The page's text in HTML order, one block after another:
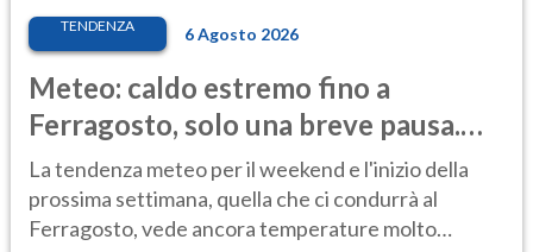
TENDENZA 6 Agosto 2026
Meteo: caldo estremo fino a
Ferragosto, solo una breve pausa.
Ecco dove
La tendenza meteo per il weekend e l'inizio della
prossima settimana, quella che ci condurrà al
Ferragosto, vede ancora temperature molto